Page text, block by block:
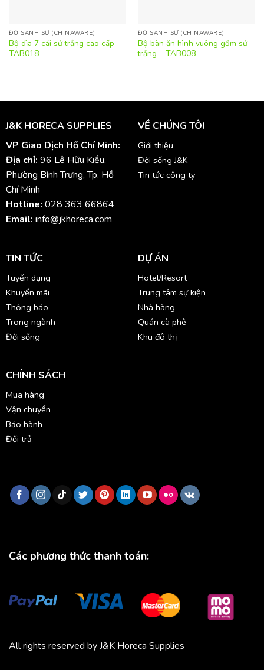
ĐỒ SÀNH SỨ (CHINAWARE)
Bộ dĩa 7 cái sứ trắng cao cấp-
TAB018
ĐỒ SÀNH SỨ (CHINAWARE)
Bộ bàn ăn hình vuông gốm sứ
trắng – TAB008
J&K HORECA SUPPLIES
VP Giao Dịch Hồ Chí Minh:
Địa chỉ: 96 Lê Hữu Kiều,
Phường Bình Trưng, Tp. Hồ
Chí Minh
Hotline: 028 363 66864
Email: info@jkhoreca.com
VỀ CHÚNG TÔI
Giới thiệu
Đời sống J&K
Tin tức công ty
TIN TỨC
Tuyển dụng
Khuyến mãi
Thông báo
Trong ngành
Đời sống
DỰ ÁN
Hotel/Resort
Trung tâm sự kiện
Nhà hàng
Quán cà phê
Khu đô thị
CHÍNH SÁCH
Mua hàng
Vận chuyển
Bảo hành
Đổi trả
Các phương thức thanh toán:
All rights reserved by J&K Horeca Supplies